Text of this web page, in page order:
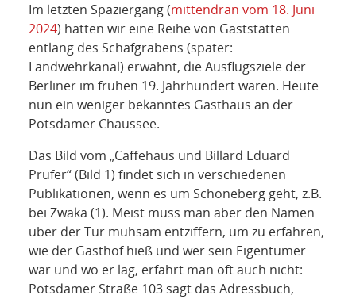
SPONSORING
KONTAKT
Im letzten Spaziergang (mittendran vom 18. Juni
2024) hatten wir eine Reihe von Gaststätten
entlang des Schafgrabens (später:
Landwehrkanal) erwähnt, die Ausflugsziele der
Berliner im frühen 19. Jahrhundert waren. Heute
nun ein weniger bekanntes Gasthaus an der
Potsdamer Chaussee.
Das Bild vom „Caffehaus und Billard Eduard
Prüfer“ (Bild 1) findet sich in verschiedenen
Publikationen, wenn es um Schöneberg geht, z.B.
bei Zwaka (1). Meist muss man aber den Namen
über der Tür mühsam entziffern, um zu erfahren,
wie der Gasthof hieß und wer sein Eigentümer
war und wo er lag, erfährt man oft auch nicht:
Potsdamer Straße 103 sagt das Adressbuch,